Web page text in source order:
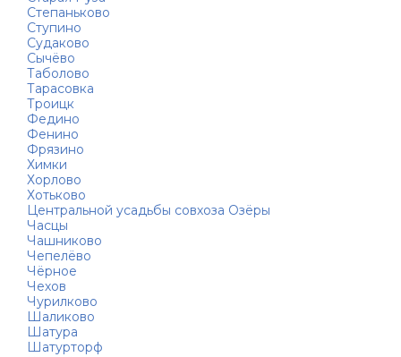
Степаньково
Ступино
Судаково
Сычёво
Таболово
Тарасовка
Троицк
Федино
Фенино
Фрязино
Химки
Хорлово
Хотьково
Центральной усадьбы совхоза Озёры
Часцы
Чашниково
Чепелёво
Чёрное
Чехов
Чурилково
Шаликово
Шатура
Шатурторф